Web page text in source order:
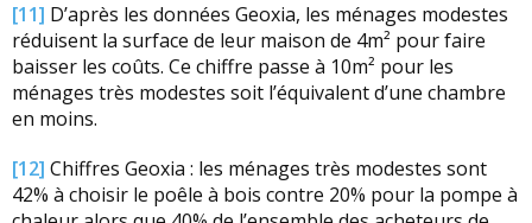
[11] D’après les données Geoxia, les ménages modestes
réduisent la surface de leur maison de 4m² pour faire
baisser les coûts. Ce chiffre passe à 10m² pour les
ménages très modestes soit l’équivalent d’une chambre
en moins.
[12] Chiffres Geoxia : les ménages très modestes sont
42% à choisir le poêle à bois contre 20% pour la pompe à